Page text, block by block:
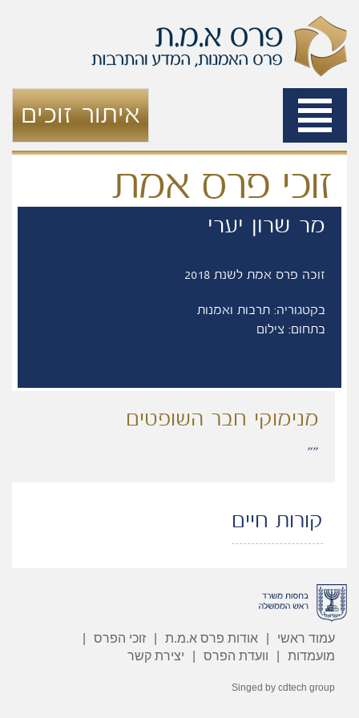
Toggle
navigation
איתור זוכים
זוכי פרס אמת
מר שרון יערי
זוכה פרס אמת לשנת 2018
בקטגוריה: תרבות ואמנות
בתחום: צילום
מנימוקי חבר השופטים
“”
קורות חיים
עמוד ראשי אודות פרס א.מ.ת
זוכי הפרס
מועמדות
וועדת הפרס יצירת קשר
Singed bycdtech group